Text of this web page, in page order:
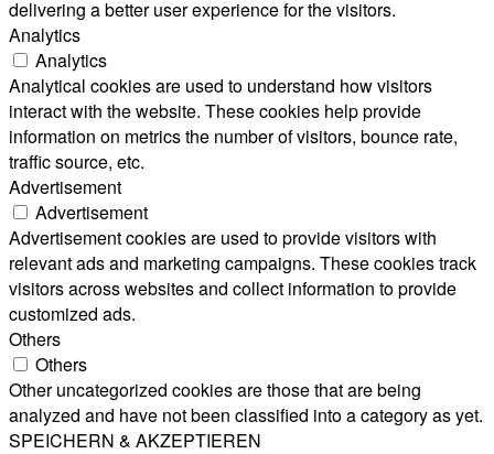
delivering a better user experience for the visitors.
Analytics
Analytics
Analytical cookies are used to understand how visitors
interact with the website. These cookies help provide
information on metrics the number of visitors, bounce rate,
traffic source, etc.
Advertisement
Advertisement
Advertisement cookies are used to provide visitors with
relevant ads and marketing campaigns. These cookies track
visitors across websites and collect information to provide
customized ads.
Others
Others
Other uncategorized cookies are those that are being
analyzed and have not been classified into a category as yet.
SPEICHERN & AKZEPTIEREN